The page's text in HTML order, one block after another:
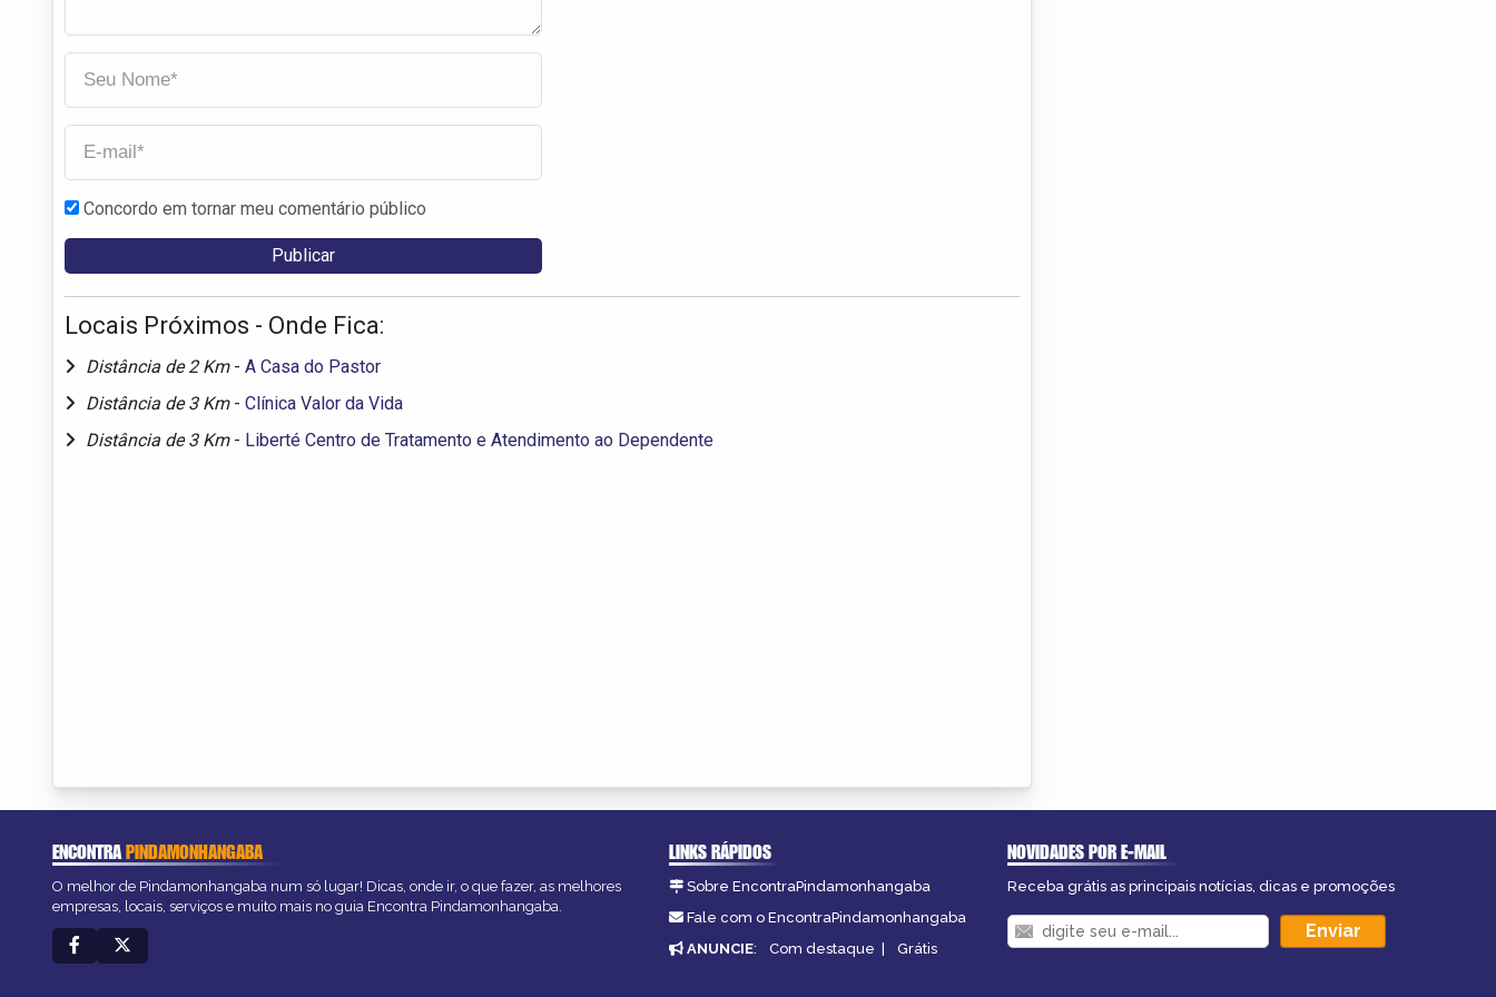
Concordo em tornar meu comentário público
Locais Próximos - Onde Fica:
Distância de 2 Km - A Casa do Pastor
Distância de 3 Km - Clínica Valor da Vida
Distância de 3 Km - Liberté Centro de Tratamento e Atendimento ao Dependente
ENCONTRAPINDAMONHANGABA
O melhor de Pindamonhangaba num só lugar! Dicas, onde ir, o que fazer, as melhores
empresas, locais, serviços e muito mais no guia Encontra Pindamonhangaba.
LINKS RÁPIDOS
Sobre EncontraPindamonhangaba
Fale com o EncontraPindamonhangaba
ANUNCIE: Com destaque | Grátis
NOVIDADES POR E-MAIL
Receba grátis as principais notícias, dicas e promoções